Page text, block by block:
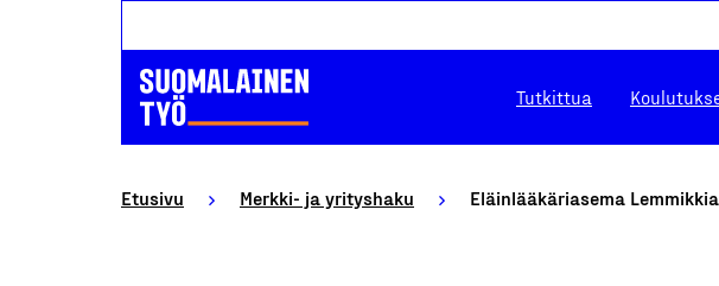
Tutkittua
Etusivu Merkki- ja yrityshaku Eläinlääkäriasema